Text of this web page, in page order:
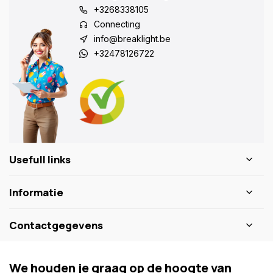
+3268338105
Connecting
info@breaklight.be
+32478126722
Usefull links
Informatie
Contactgegevens
We houden je graag op de hoogte van